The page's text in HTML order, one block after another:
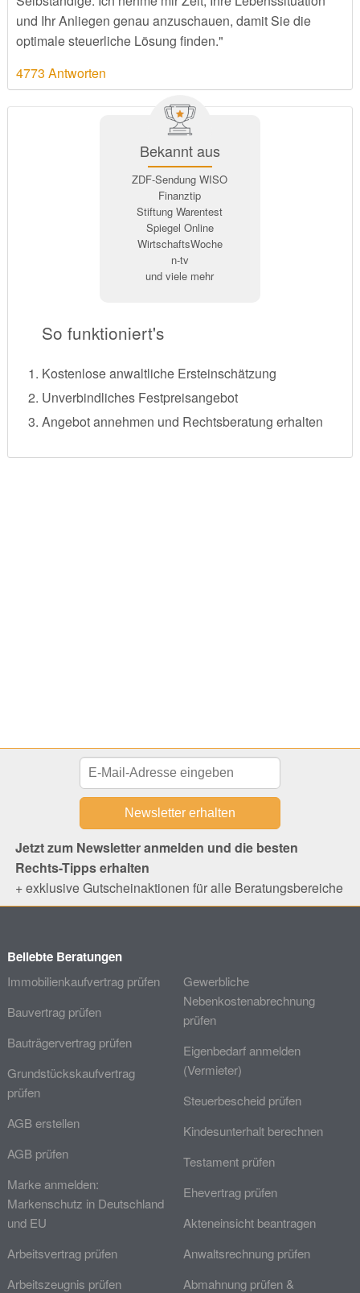
und Ihr Anliegen genau anzuschauen, damit Sie die
optimale steuerliche Lösung finden."
4773 Antworten
Bekannt aus
ZDF-Sendung WISO
Finanztip
Stiftung Warentest
Spiegel Online
WirtschaftsWoche
n-tv
und viele mehr
So funktioniert's
Kostenlose anwaltliche Ersteinschätzung
Unverbindliches Festpreisangebot
Angebot annehmen und Rechtsberatung erhalten
Jetzt zum Newsletter anmelden und die besten
Rechts-Tipps erhalten
+ exklusive Gutscheinaktionen für alle Beratungsbereiche
Beliebte Beratungen
Immobilienkaufvertrag prüfen
Bauvertrag prüfen
Bauträgervertrag prüfen
Grundstückskaufvertrag
prüfen
AGB erstellen
AGB prüfen
Marke anmelden:
Markenschutz in Deutschland
und EU
Arbeitsvertrag prüfen
Arbeitszeugnis prüfen
Gewerbliche
Nebenkostenabrechnung
prüfen
Eigenbedarf anmelden
(Vermieter)
Steuerbescheid prüfen
Kindesunterhalt berechnen
Testament prüfen
Ehevertrag prüfen
Akteneinsicht beantragen
Anwaltsrechnung prüfen
Abmahnung prüfen &